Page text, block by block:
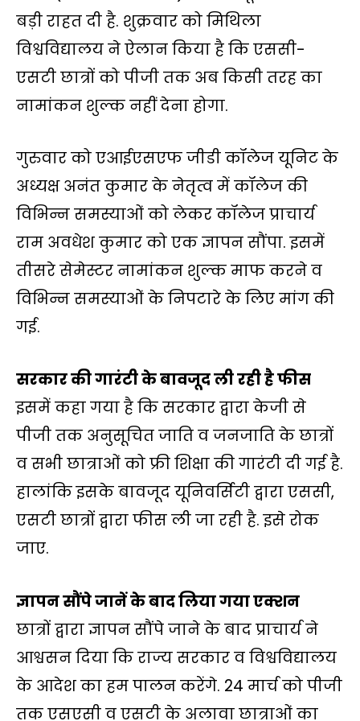
p
k
e
r
n
k
m
बड़ी राहत दी है. शुक्रवार को मिथिला
विश्वविद्यालय ने ऐलान किया है कि एससी-
एसटी छात्रों को पीजी तक अब किसी तरह का
नामांकन शुल्क नहीं देना होगा.
गुरुवार को एआईएसएफ जीडी कॉलेज यूनिट के
अध्यक्ष अनंत कुमार के नेतृत्व में कॉलेज की
विभिन्न समस्याओं को लेकर कॉलेज प्राचार्य
राम अवधेश कुमार को एक ज्ञापन सौंपा. इसमें
तीसरे सेमेस्टर नामांकन शुल्क माफ करने व
विभिन्न समस्याओं के निपटारे के लिए मांग की
गई.
सरकार की गारंटी के बावजूद ली रही है फीस
इसमें कहा गया है कि सरकार द्वारा केजी से
पीजी तक अनुसूचित जाति व जनजाति के छात्रों
व सभी छात्राओं को फ्री शिक्षा की गारंटी दी गई है.
हालांकि इसके बावजूद यूनिवर्सिटी द्वारा एससी,
एसटी छात्रों द्वारा फीस ली जा रही है. इसे रोक
जाए.
ज्ञापन सौंपे जानें के बाद लिया गया एक्शन
छात्रों द्वारा ज्ञापन सौंपे जाने के बाद प्राचार्य ने
आश्वसन दिया कि राज्य सरकार व विश्वविद्यालय
के आदेश का हम पालन करेंगे. 24 मार्च को पीजी
तक एसएसी व एसटी के अलावा छात्राओं का